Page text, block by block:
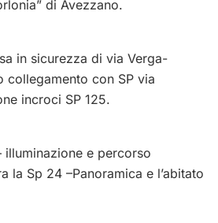
di Avezzano.
in sicurezza di via Verga-
collegamento con SP via
incroci SP 125.
illuminazione e percorso
la Sp 24 –Panoramica e l’abitato